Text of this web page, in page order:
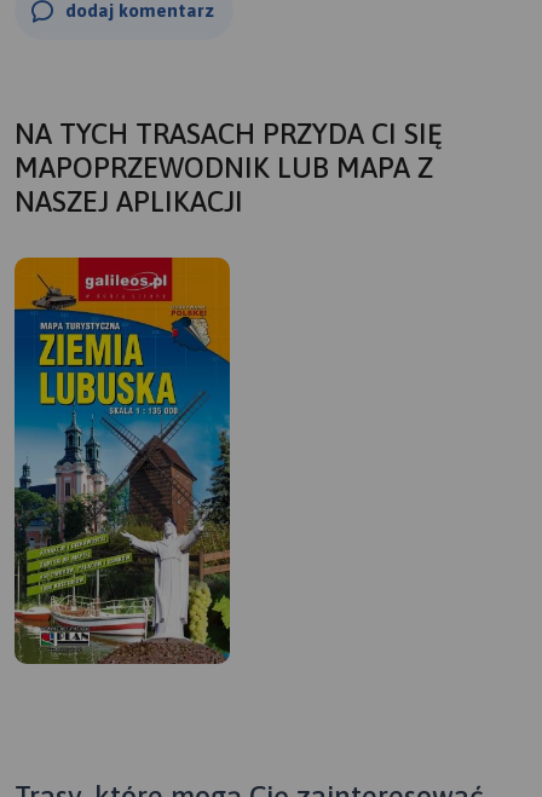
dodaj komentarz
NA TYCH TRASACH PRZYDA CI SIĘ
MAPOPRZEWODNIK LUB MAPA Z
NASZEJ APLIKACJI